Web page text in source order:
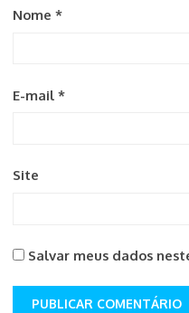
Nome *
E-mail *
Site
Salvar meus dados